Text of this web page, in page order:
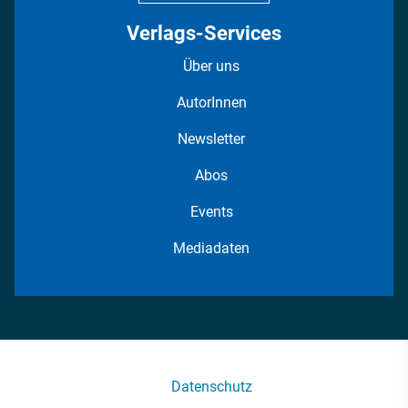
Verlags-Services
Über uns
AutorInnen
Newsletter
Abos
Events
Mediadaten
Datenschutz